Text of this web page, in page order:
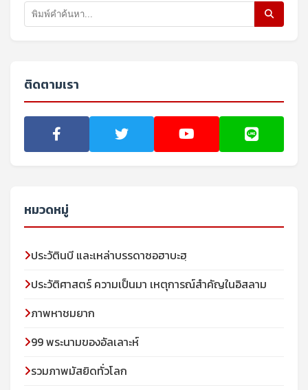
ติดตามเรา
หมวดหมู่
ประวัตินบี และเหล่าบรรดาซอฮาบะฮฺ
ประวัติศาสตร์ ความเป็นมา เหตุการณ์สำคัญในอิสลาม
ภาพหาชมยาก
99 พระนามของอัลเลาะห์
รวมภาพมัสยิดทั่วโลก